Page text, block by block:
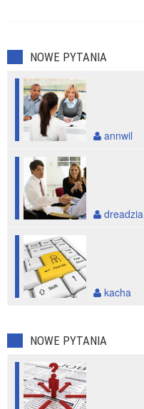
NOWE PYTANIA
annwil
dreadzia
kacha
NOWE PYTANIA